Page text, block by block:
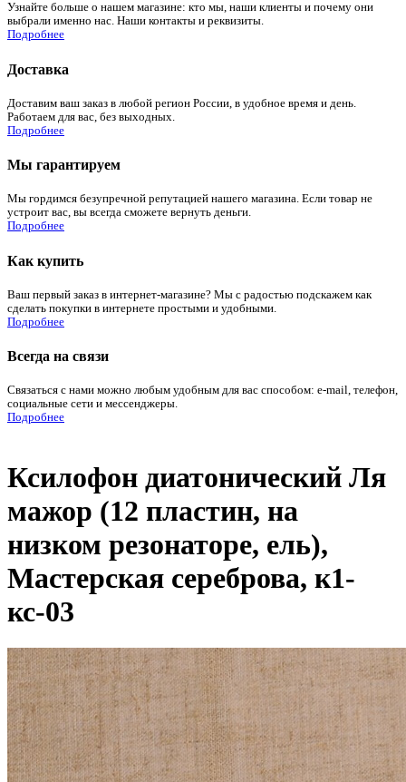
Узнайте больше о нашем магазине: кто мы, наши клиенты и почему они
выбрали именно нас. Наши контакты и реквизиты.
Подробнее
Доставка
Доставим ваш заказ в любой регион России, в удобное время и день.
Работаем для вас, без выходных.
Подробнее
Мы гарантируем
Мы гордимся безупречной репутацией нашего магазина. Если товар не
устроит вас, вы всегда сможете вернуть деньги.
Подробнее
Как купить
Ваш первый заказ в интернет-магазине? Мы с радостью подскажем как
сделать покупки в интернете простыми и удобными.
Подробнее
Всегда на связи
Связаться с нами можно любым удобным для вас способом: e-mail, телефон,
социальные сети и мессенджеры.
Подробнее
Ксилофон диатонический Ля
мажор (12 пластин, на
низком резонаторе, ель),
Мастерская сереброва, к1-
кс-03